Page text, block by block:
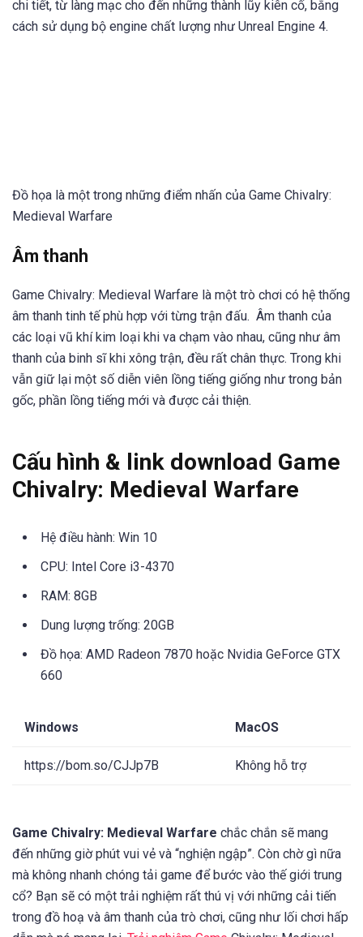
chi tiết, từ làng mạc cho đến những thành lũy kiên cố, bằng
cách sử dụng bộ engine chất lượng như Unreal Engine 4.
Đồ họa là một trong những điểm nhấn của Game Chivalry:
Medieval Warfare
Âm thanh
Game Chivalry: Medieval Warfare là một trò chơi có hệ thống
âm thanh tinh tế phù hợp với từng trận đấu. Âm thanh của
các loại vũ khí kim loại khi va chạm vào nhau, cũng như âm
thanh của binh sĩ khi xông trận, đều rất chân thực. Trong khi
vẫn giữ lại một số diễn viên lồng tiếng giống như trong bản
gốc, phần lồng tiếng mới và được cải thiện.
Cấu hình & link download Game
Chivalry: Medieval Warfare
Hệ điều hành: Win 10
CPU: Intel Core i3-4370
RAM: 8GB
Dung lượng trống: 20GB
Đồ họa: AMD Radeon 7870 hoặc Nvidia GeForce GTX
660
Windows MacOS
https://bom.so/CJJp7B Không hỗ trợ
Game Chivalry: Medieval Warfare chắc chắn sẽ mang
đến những giờ phút vui vẻ và “nghiện ngập”. Còn chờ gì nữa
mà không nhanh chóng tải game để bước vào thế giới trung
cổ? Bạn sẽ có một trải nghiệm rất thú vị với những cải tiến
trong đồ hoạ và âm thanh của trò chơi, cũng như lối chơi hấp